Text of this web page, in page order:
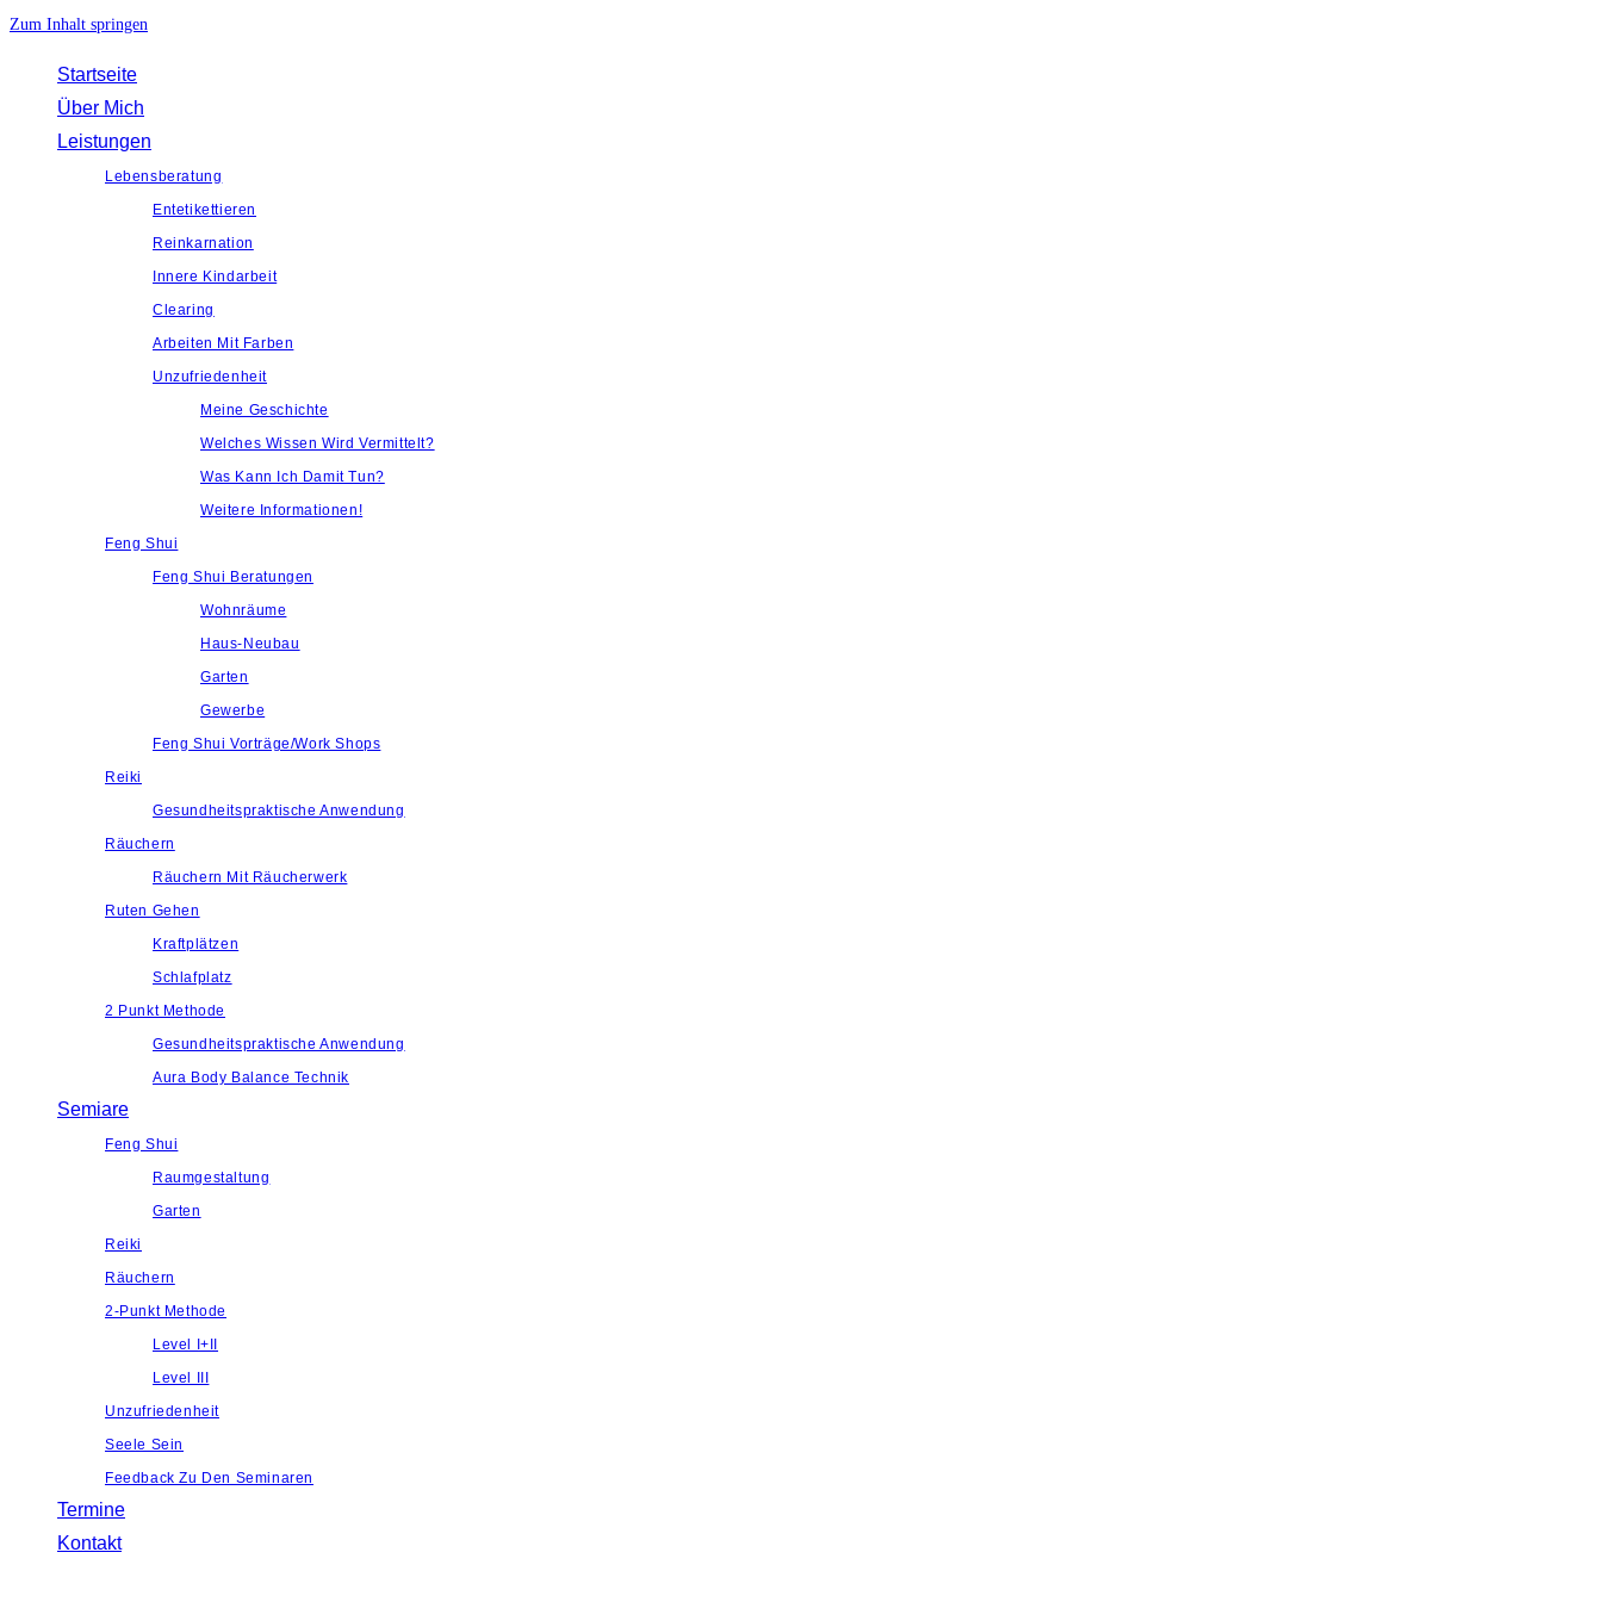
Zum Inhalt springen
Startseite
Über Mich
Leistungen
Lebensberatung
Entetikettieren
Reinkarnation
Innere Kindarbeit
Clearing
Arbeiten Mit Farben
Unzufriedenheit
Meine Geschichte
Welches Wissen Wird Vermittelt?
Was Kann Ich Damit Tun?
Weitere Informationen!
Feng Shui
Feng Shui Beratungen
Wohnräume
Haus-Neubau
Garten
Gewerbe
Feng Shui Vorträge/Work Shops
Reiki
Gesundheitspraktische Anwendung
Räuchern
Räuchern Mit Räucherwerk
Ruten Gehen
Kraftplätzen
Schlafplatz
2 Punkt Methode
Gesundheitspraktische Anwendung
Aura Body Balance Technik
Semiare
Feng Shui
Raumgestaltung
Garten
Reiki
Räuchern
2-Punkt Methode
Level I+II
Level III
Unzufriedenheit
Seele Sein
Feedback Zu Den Seminaren
Termine
Kontakt